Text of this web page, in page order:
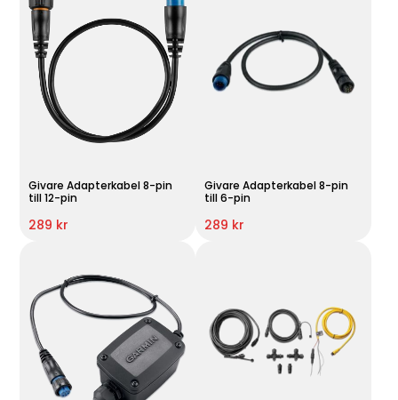
Givare Adapterkabel 8-pin
till 12-pin
289 kr
Givare Adapterkabel 8-pin
till 6-pin
289 kr